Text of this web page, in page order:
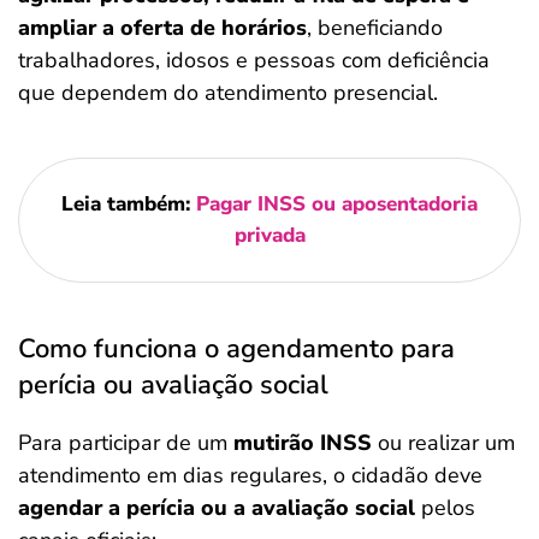
ampliar a oferta de horários, beneficiando
trabalhadores, idosos e pessoas com deficiência
que dependem do atendimento presencial.
Leia também: Pagar INSS ou aposentadoria
privada
Como funciona o agendamento para
perícia ou avaliação social
Para participar de um mutirão INSS ou realizar um
atendimento em dias regulares, o cidadão deve
agendar a perícia ou a avaliação social pelos